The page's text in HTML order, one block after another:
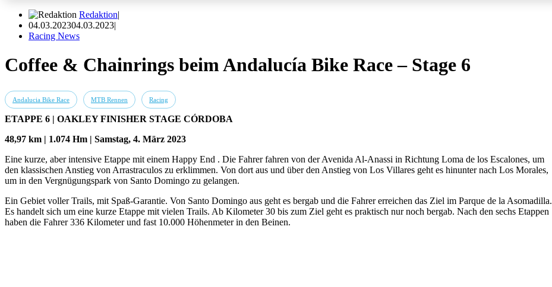
Redaktion
04.03.202304.03.2023
Racing News
Coffee & Chainrings beim Andalucía Bike Race – Stage 6
Andalucia Bike Race MTB Rennen Racing
ETAPPE 6 | OAKLEY FINISHER STAGE CÓRDOBA
48,97 km | 1.074 Hm | Samstag, 4. März 2023
Eine kurze, aber intensive Etappe mit einem Happy End . Die Fahrer fahren von der Avenida Al-Anassi in Richtung Loma de los Escalones, um
den klassischen Anstieg von Arrastraculos zu erklimmen. Von dort aus und über den Anstieg von Los Villares geht es hinunter nach Los Morales,
um in den Vergnügungspark von Santo Domingo zu gelangen.
Ein Gebiet voller Trails, mit Spaß-Garantie. Von Santo Domingo aus geht es bergab und die Fahrer erreichen das Ziel im Parque de la Asomadilla.
Es handelt sich um eine kurze Etappe mit vielen Trails. Ab Kilometer 30 bis zum Ziel geht es praktisch nur noch bergab. Nach den sechs Etappen
haben die Fahrer 336 Kilometer und fast 10.000 Höhenmeter in den Beinen.